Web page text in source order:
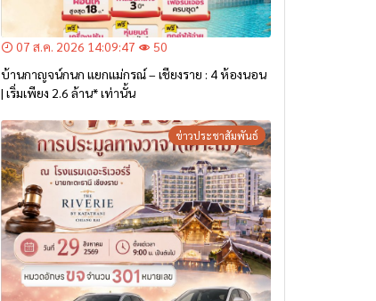
07 ส.ค. 2026 14:09:47
50
บ้านกาญจน์กนก แยกแม่กรณ์ – เชียงราย : 4 ห้องนอน
| เริ่มเพียง 2.6 ล้าน* เท่านั้น
ข่าวประชาสัมพันธ์